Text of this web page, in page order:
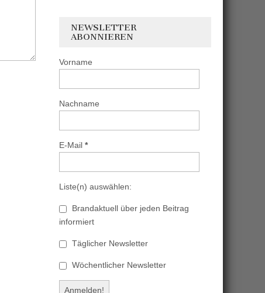
NEWSLETTER
ABONNIEREN
Vorname
Nachname
E-Mail *
Liste(n) auswählen:
Brandaktuell über jeden Beitrag
informiert
Täglicher Newsletter
Wöchentlicher Newsletter